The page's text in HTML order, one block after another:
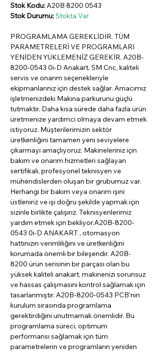
Stok Kodu:A20B 8200 0543
Stok Durumu:Stokta Var
PROGRAMLAMA GEREKLİDİR. TÜM
PARAMETRELERİ VE PROGRAMLARI
YENİDEN YÜKLEMENİZ GEREKİR. A20B-
8200-0543 0i-D Anakart, SM Cnc, kaliteli
servis ve onarım seçenekleriyle
ekipmanlarınız için destek sağlar. Amacımız
işletmenizdeki Makina parkurunu güçlü
tutmaktır. Daha kısa sürede daha fazla ürün
üretmenize yardımcı olmaya devam etmek
istiyoruz. Müşterilerimizin sektör
üretkenliğini tamamen yeni seviyelere
çıkarmayı amaçlıyoruz. Makineleriniz için
bakım ve onarım hizmetleri sağlayan
sertifikalı, profesyonel teknisyen ve
mühendislerden oluşan bir grubumuz var.
Herhangi bir bakım veya onarım işini
üstleniriz ve işi doğru şekilde yapmak için
sizinle birlikte çalışırız. Teknisyenlerimiz
yardım etmek için bekliyor.A20B-8200-
0543 0i-D ANAKART , otomasyon
hattınızın verimliliğini ve üretkenliğini
korumada önemli bir bileşendir. A20B-
8200 ürün serisinin bir parçası olan bu
yüksek kaliteli anakart, makinenizi sorunsuz
ve hassas çalışmasını kontrol sağlamak için
tasarlanmıştır. A20B-8200-0543 PCB'nin
kurulum sırasında programlama
gerektirdiğini unutmamak önemlidir. Bu
programlama süreci, optimum
performansı sağlamak için tüm
parametrelerin ve programların yeniden